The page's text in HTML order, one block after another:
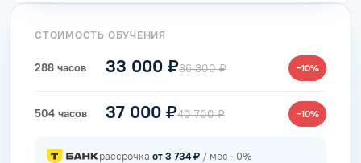
СТОИМОСТЬ ОБУЧЕНИЯ
288 часов 33 000 ₽36 300 ₽ −10%
504 часов 37 000 ₽40 700 ₽ −10%
рассрочка от 3 734 ₽ / мес · 0%